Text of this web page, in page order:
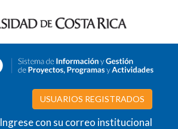
USUARIOS REGISTRADOS
Ingrese con su correo institucional